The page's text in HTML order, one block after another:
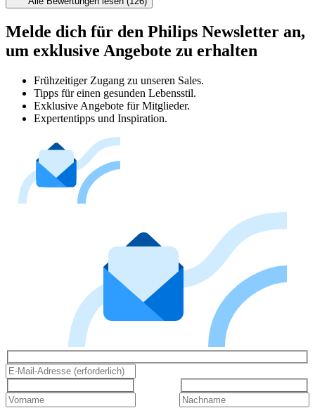
Melde dich für den Philips Newsletter an,
um exklusive Angebote zu erhalten
Frühzeitiger Zugang zu unseren Sales.
Tipps für einen gesunden Lebensstil.
Exklusive Angebote für Mitglieder.
Expertentipps und Inspiration.